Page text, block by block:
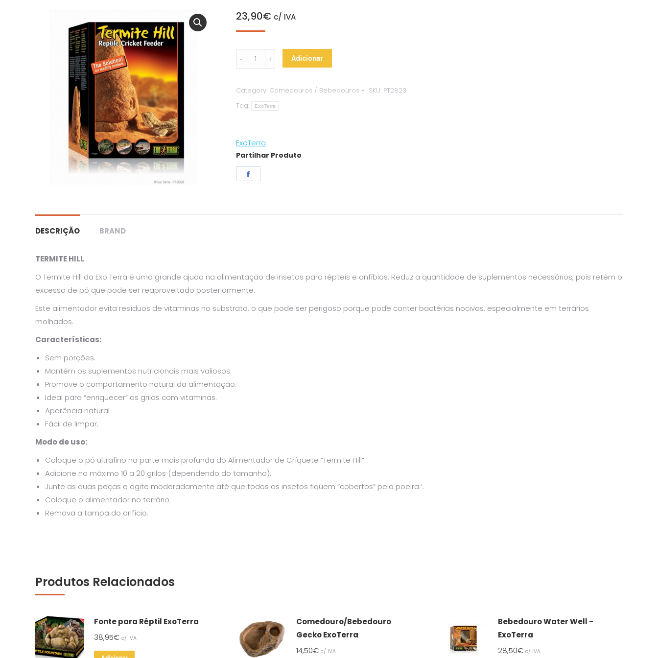
23,90€ c/ IVA
Termite
Hill
Dispendador
de
quantity
Adicionar
Category: Comedouros / Bebedouros SKU: PT2823
Tag:
ExoTerra
ExoTerra
Partilhar Produto
DESCRIÇÃO BRAND
TERMITE HILL
O Termite Hill da Exo Terra é uma grande ajuda na alimentação de insetos para répteis e anfíbios. Reduz a quantidade de suplementos necessários, pois retém o
excesso de pó que pode ser reaproveitado posteriormente.
Este alimentador evita resíduos de vitaminas no substrato, o que pode ser perigoso porque pode conter bactérias nocivas, especialmente em terrários
molhados.
Características:
Sem porções.
Mantém os suplementos nutricionais mais valiosos.
Promove o comportamento natural da alimentação.
Ideal para “enriquecer” os grilos com vitaminas.
Aparência natural
Fácil de limpar.
Modo de uso:
Coloque o pó ultrafino na parte mais profunda do Alimentador de Críquete “Termite Hill”.
Adicione no máximo 10 a 20 grilos (dependendo do tamanho).
Junte as duas peças e agite moderadamente até que todos os insetos fiquem “cobertos” pela poeira ‘.
Coloque o alimentador no terrário.
Remova a tampa do orifício.
Produtos Relacionados
Fonte para Réptil ExoTerra
38,95€ c/ IVA
Comedouro/Bebedouro
Gecko ExoTerra
14,50€ c/ IVA
Bebedouro Water Well -
ExoTerra
28,50€ c/ IVA